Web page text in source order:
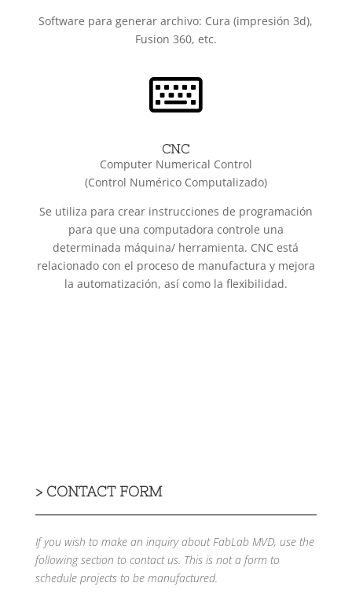
Software para generar archivo: Cura (impresión 3d),
Fusion 360, etc.

CNC
Computer Numerical Control
(Control Numérico Computalizado)
Se utiliza para crear instrucciones de programación
para que una computadora controle una
determinada máquina/ herramienta. CNC está
relacionado con el proceso de manufactura y mejora
la automatización, así como la flexibilidad.
> CONTACT FORM
If you wish to make an inquiry about FabLab MVD, use the
following section to contact us. This is not a form to
schedule projects to be manufactured.